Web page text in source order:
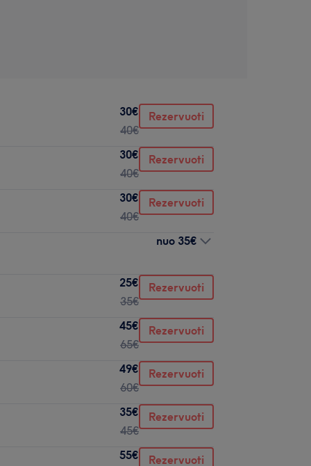
30€
40€
Rezervuoti
30€
40€
Rezervuoti
30€
40€
Rezervuoti
nuo 35€
25€
35€
Rezervuoti
45€
65€
Rezervuoti
49€
60€
Rezervuoti
35€
45€
Rezervuoti
55€ Rezervuoti